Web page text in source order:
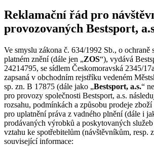
Reklamační řád pro
provozovaných Bestsport,
Ve smyslu zákona č. 634/1992 Sb., o ochraně
platném znění (dále jen „ZOS“), vydává
24214795, se sídlem Českomoravská 2345/
zapsaná v obchodním rejstříku vedeném
sp. zn. B 17875 (dále jako „Bestsport, a.s.“
pro provozy společnosti Bestsport, a.s.
rozsahu, podmínkách a způsobu prodeje
pro uplatnění práva z vadného plnění (dále i
prodávaných výrobků a poskytovaných
vztahu ke spotřebitelům (návštěvníkům, resp.
související informace: